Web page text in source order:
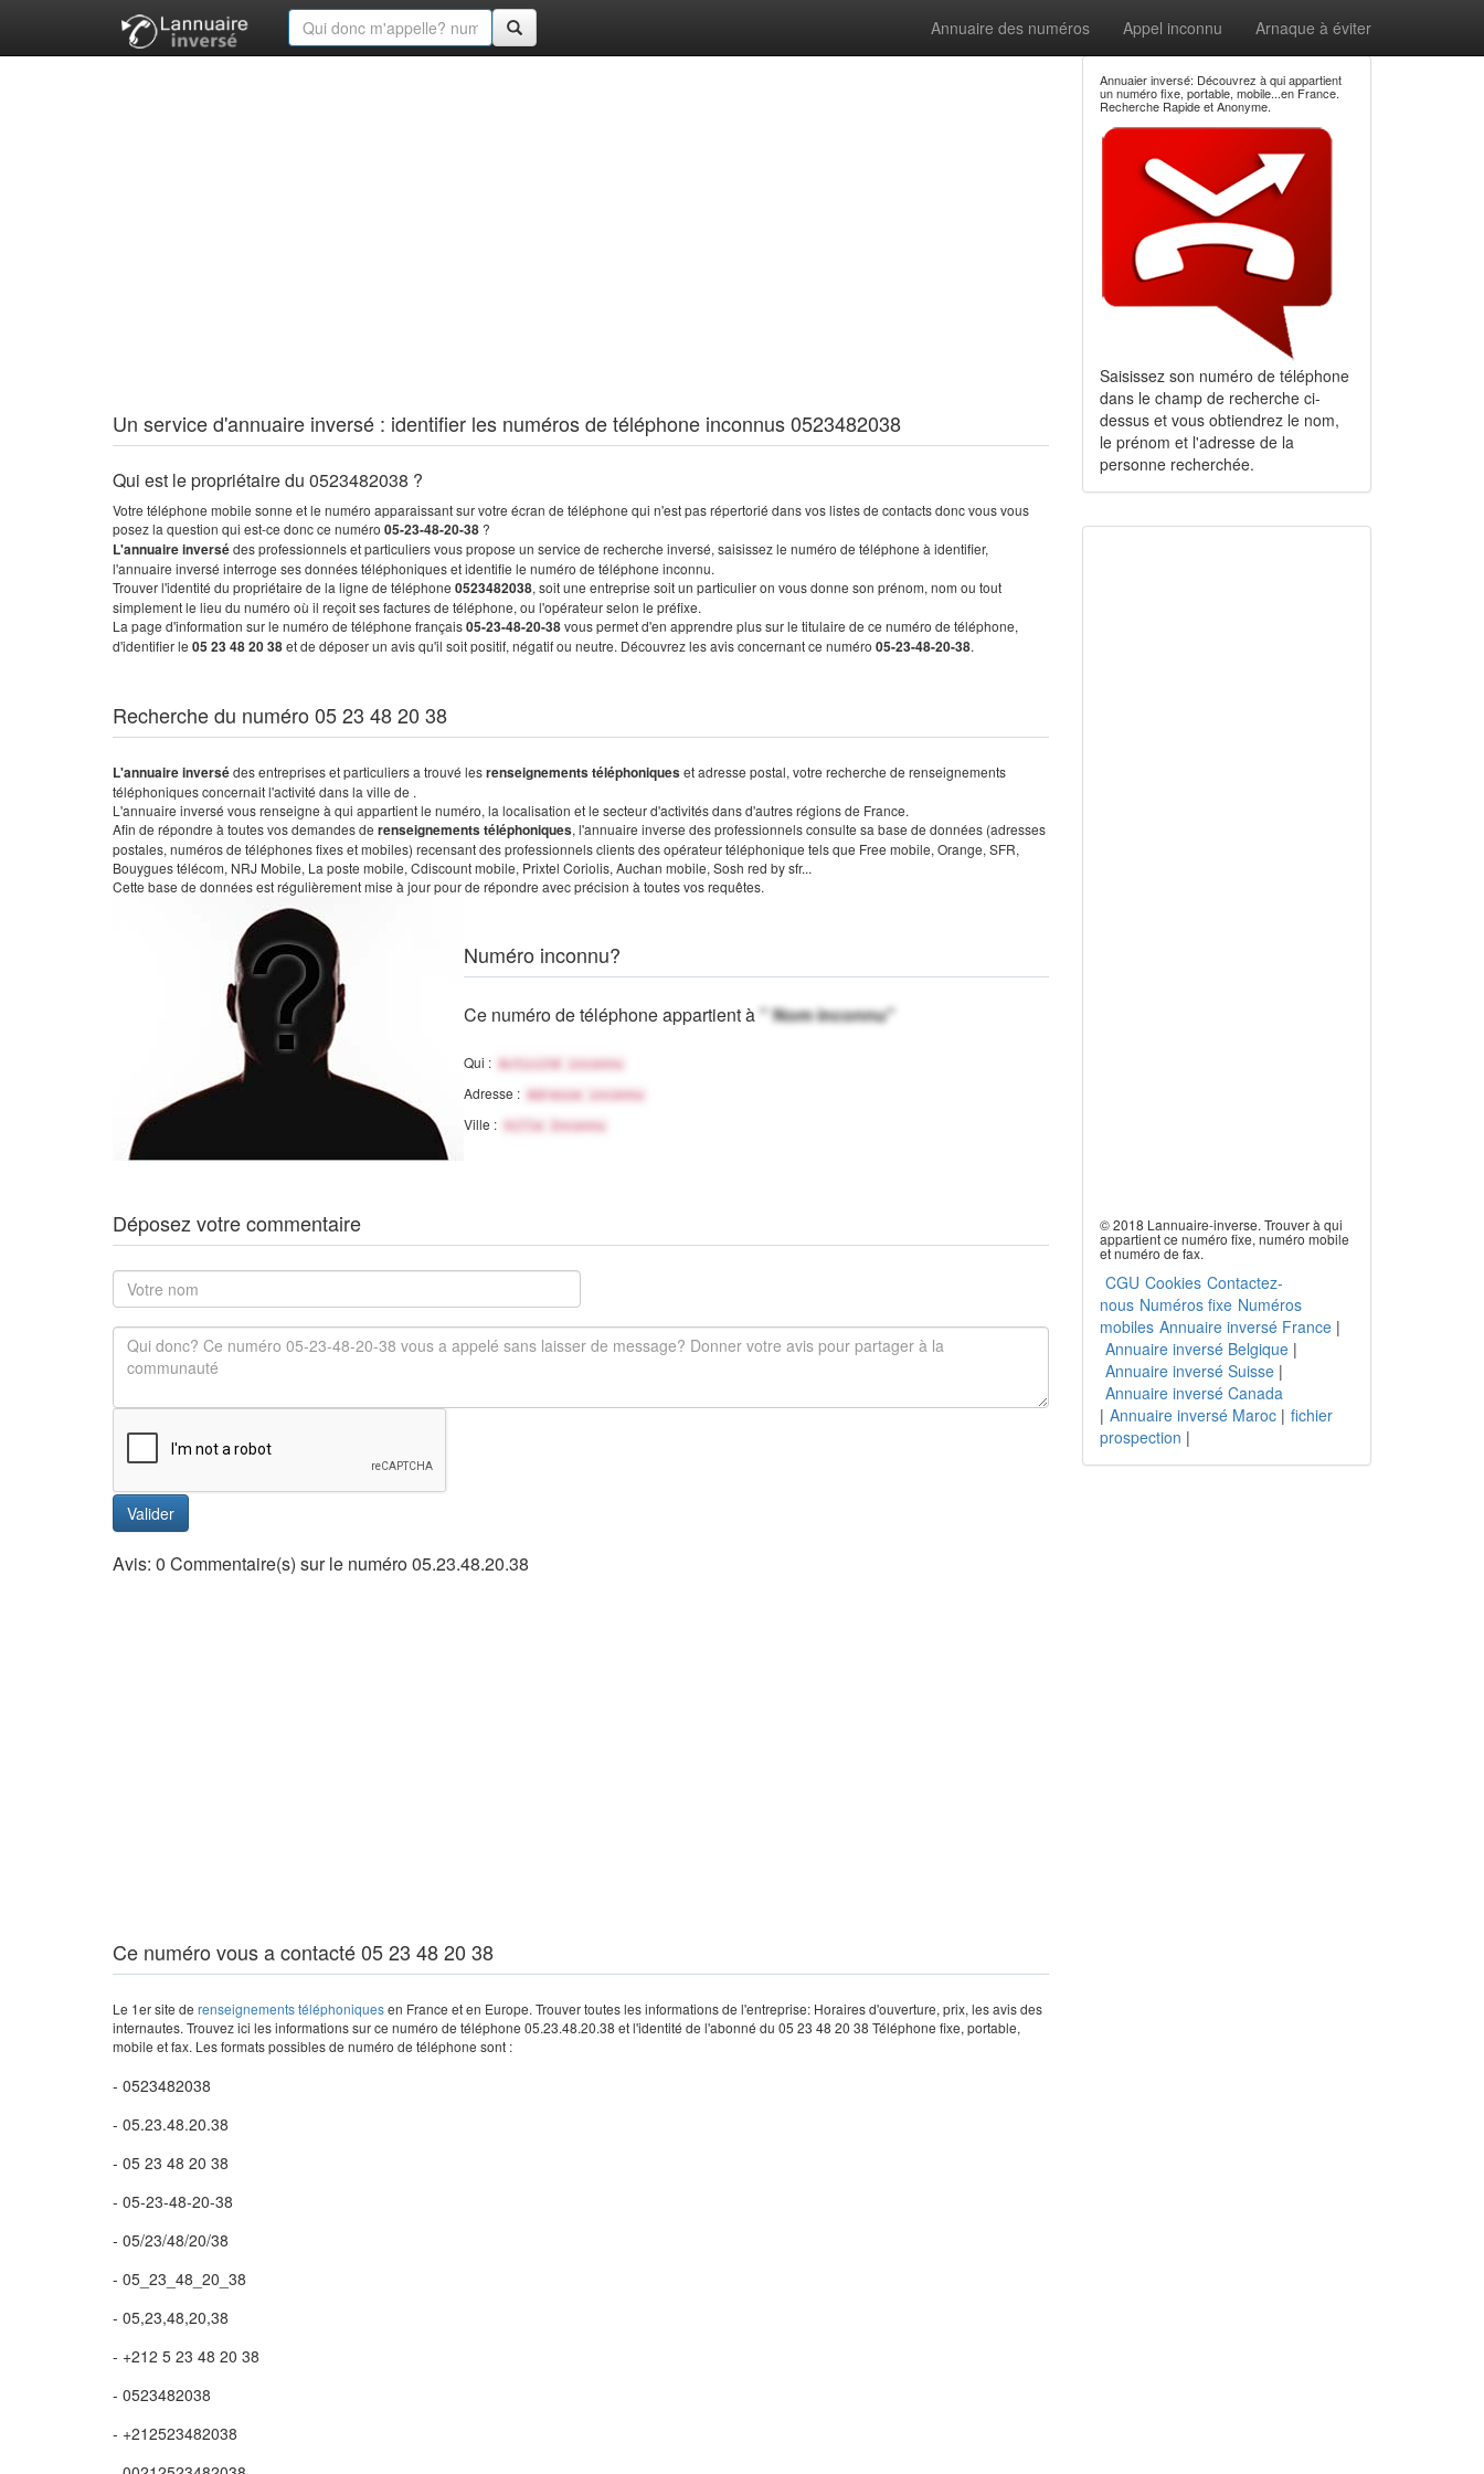
Annuaire des numéros Appel inconnu Arnaque à éviter
Un service d'annuaire inversé : identifier les numéros de téléphone inconnus 0523482038
Qui est le propriétaire du 0523482038 ?
Votre téléphone mobile sonne et le numéro apparaissant sur votre écran de téléphone qui n'est pas répertorié dans vos listes de contacts donc vous vous
posez la question qui est-ce donc ce numéro 05-23-48-20-38 ?
L'annuaire inversédes professionnels et particuliers vous propose un service de recherche inversé, saisissez le numéro de téléphone à identifier,
l'annuaire inversé interroge ses données téléphoniques et identifie le numéro de téléphone inconnu.
Trouver l'identité du propriétaire de la ligne de téléphone 0523482038, soit une entreprise soit un particulier on vous donne son prénom, nom ou tout
simplement le lieu du numéro où il reçoit ses factures de téléphone, ou l'opérateur selon le préfixe.
La page d'information sur le numéro de téléphone français05-23-48-20-38vous permet d'en apprendre plus sur le titulaire de ce numéro de téléphone,
d'identifier le 05 23 48 20 38et de déposer un avis qu'il soit positif, négatif ou neutre. Découvrez les avis concernant ce numéro 05-23-48-20-38.
Recherche du numéro 05 23 48 20 38
L'annuaire inversédes entreprises et particuliers a trouvé lesrenseignements téléphoniqueset adresse postal, votre recherche de renseignements
téléphoniques concernait l'activité dans la ville de .
L'annuaire inversé vous renseigne à qui appartient le numéro, la localisation et le secteur d'activités dans d'autres régions de France.
Afin de répondre à toutes vos demandes de renseignements téléphoniques, l'annuaire inverse des professionnels consulte sa base de données (adresses
postales, numéros de téléphones fixes et mobiles) recensant des professionnels clients des opérateur téléphonique tels que Free mobile, Orange, SFR,
Bouygues télécom, NRJ Mobile, La poste mobile, Cdiscount mobile, Prixtel Coriolis, Auchan mobile, Sosh red by sfr...
Cette base de données est régulièrement mise à jour pour de répondre avec précision à toutes vos requêtes.
Numéro inconnu?
Ce numéro de téléphone appartient à" Nom inconnu"
Qui : Activité inconnu
Adresse : Adresse inconnu
Ville : Ville Inconnu
Déposez votre commentaire
Valider
Avis: 0 Commentaire(s) sur le numéro 05.23.48.20.38
Ce numéro vous a contacté 05 23 48 20 38
Le 1er site de renseignements téléphoniquesen France et en Europe. Trouver toutes les informations de l'entreprise: Horaires d'ouverture, prix, les avis des
internautes. Trouvez ici les informations sur ce numéro de téléphone 05.23.48.20.38 et l'identité de l'abonné du 05 23 48 20 38 Téléphone fixe, portable,
mobile et fax. Les formats possibles de numéro de téléphone sont :
- 0523482038
- 05.23.48.20.38
- 05 23 48 20 38
- 05-23-48-20-38
- 05/23/48/20/38
- 05_23_48_20_38
- 05,23,48,20,38
- +212 5 23 48 20 38
- 0523482038
- +212523482038
Annuaier inversé: Découvrez à qui appartient
un numéro fixe, portable, mobile...en France.
Recherche Rapide et Anonyme.
Saisissez son numéro de téléphone
dans le champ de recherche ci-
dessus et vous obtiendrez le nom,
le prénom et l'adresse de la
personne recherchée.
© 2018 Lannuaire-inverse. Trouver à qui
appartient ce numéro fixe, numéro mobile
et numéro de fax.
CGU Cookies Contactez-
nous Numéros fixe Numéros
mobiles Annuaire inversé France|
Annuaire inversé Belgique|
Annuaire inversé Suisse|
Annuaire inversé Canada
| Annuaire inversé Maroc| fichier
prospection |